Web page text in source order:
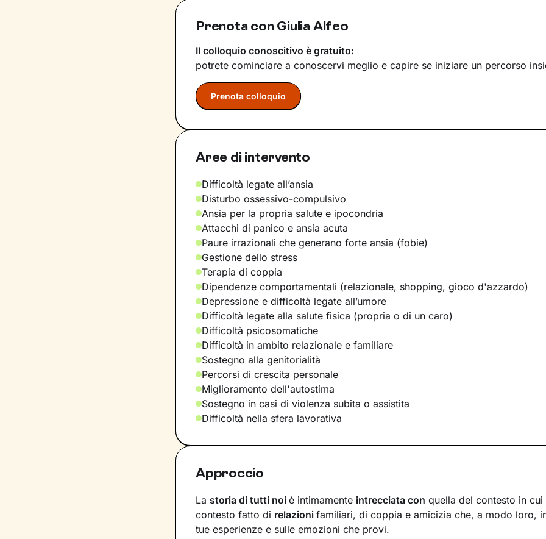
Prenota con Giulia Alfeo
Il colloquio conoscitivo è gratuito:
potrete cominciare a conoscervi meglio e capire se iniziare un percorso
Prenota colloquio
Aree di intervento
Difficoltà legate all’ansia
Disturbo ossessivo-compulsivo
Ansia per la propria salute e ipocondria
Attacchi di panico e ansia acuta
Paure irrazionali che generano forte ansia (fobie)
Gestione dello stress
Terapia di coppia
Dipendenze comportamentali (relazionale, shopping, gioco d'azzardo)
Depressione e difficoltà legate all’umore
Difficoltà legate alla salute fisica (propria o di un caro)
Difficoltà psicosomatiche
Difficoltà in ambito relazionale e familiare
Sostegno alla genitorialità
Percorsi di crescita personale
Miglioramento dell'autostima
Sostegno in casi di violenza subita o assistita
Difficoltà nella sfera lavorativa
Approccio
La storia di tutti noi è intimamente intrecciata con quella del contesto in
contesto fatto di relazioni familiari, di coppia e amicizia che, a modo loro,
tue esperienze e sulle emozioni che provi.